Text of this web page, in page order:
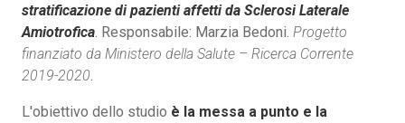
stratificazione di pazienti affetti da Sclerosi Laterale
Amiotrofica . Responsabile: Marzia Bedoni. Progetto
finanziato da Ministero della Salute – Ricerca Corrente
2019-2020
L'obiettivo dello studio è la messa a punto e la